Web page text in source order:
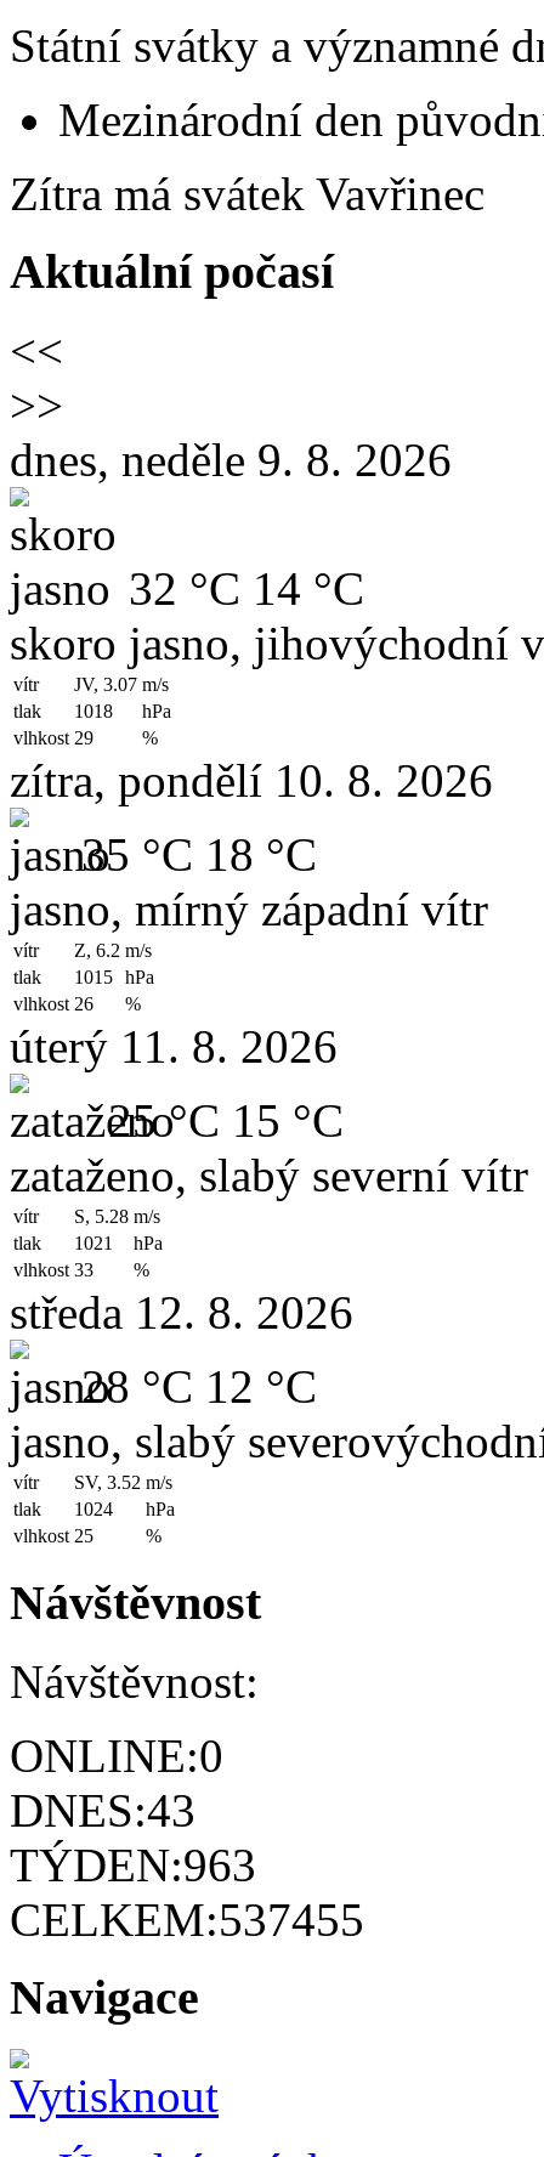
Státní svátky a významné
Mezinárodní den
Zítra má svátek Vavřinec
Aktuální počasí
<<
>>
dnes, neděle 9. 8. 2026
32 °C 14 °C
skoro jasno, jihovýchodní
vítr JV, 3.07 m/s
tlak
1018
hPa
vlhkost 29 %
zítra, pondělí 10. 8. 2026
35 °C 18 °C
jasno, mírný západní vítr
vítr Z, 6.2 m/s
tlak
1015 hPa
vlhkost 26 %
úterý 11. 8. 2026
25 °C 15 °C
zataženo, slabý severní vítr
vítr S, 5.28 m/s
tlak
1021
hPa
vlhkost 33 %
středa 12. 8. 2026
28 °C 12 °C
jasno, slabý
vítr SV, 3.52 m/s
tlak
1024
hPa
vlhkost 25 %
Návštěvnost
Návštěvnost:
ONLINE:0
DNES:43
TÝDEN:963
CELKEM:537455
Navigace